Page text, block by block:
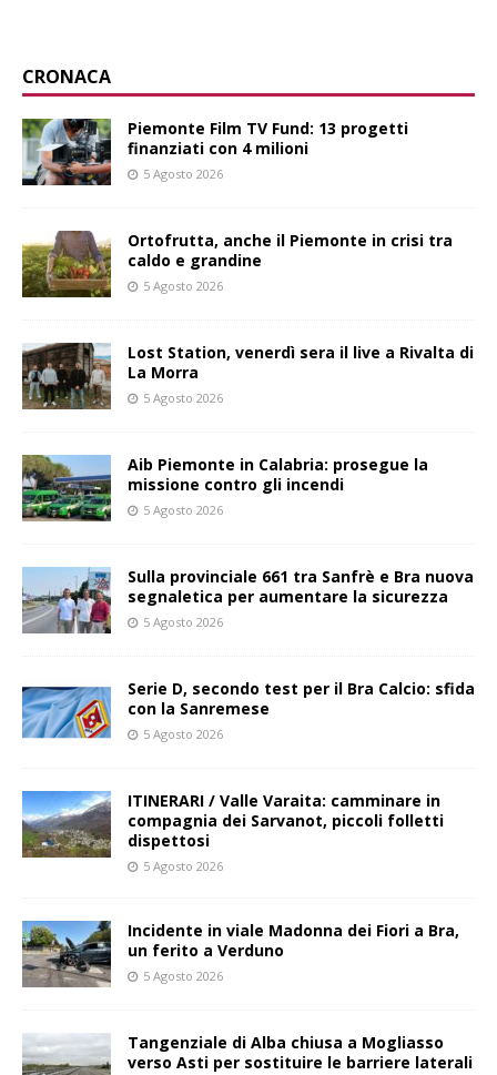
CRONACA
Piemonte Film TV Fund: 13 progetti
finanziati con 4 milioni
5 Agosto 2026
Ortofrutta, anche il Piemonte in crisi tra
caldo e grandine
5 Agosto 2026
Lost Station, venerdì sera il live a Rivalta di
La Morra
5 Agosto 2026
Aib Piemonte in Calabria: prosegue la
missione contro gli incendi
5 Agosto 2026
Sulla provinciale 661 tra Sanfrè e Bra nuova
segnaletica per aumentare la sicurezza
5 Agosto 2026
Serie D, secondo test per il Bra Calcio: sfida
con la Sanremese
5 Agosto 2026
ITINERARI / Valle Varaita: camminare in
compagnia dei Sarvanot, piccoli folletti
dispettosi
5 Agosto 2026
Incidente in viale Madonna dei Fiori a Bra,
un ferito a Verduno
5 Agosto 2026
Tangenziale di Alba chiusa a Mogliasso
verso Asti per sostituire le barriere laterali